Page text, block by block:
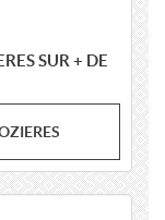
SUR + DE